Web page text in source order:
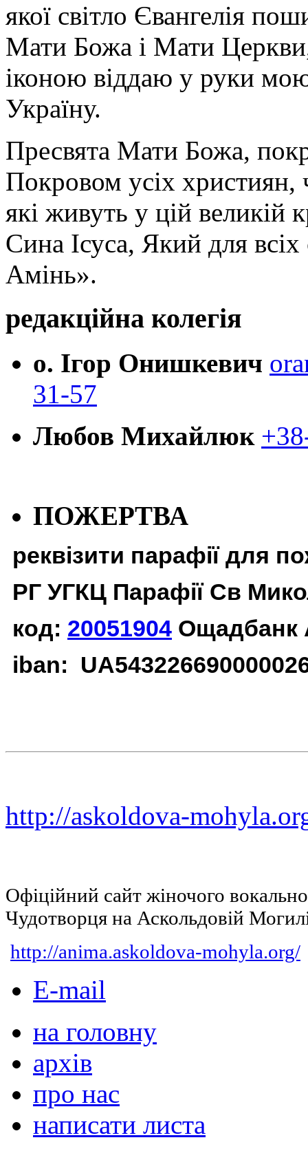
якої світло Євангелія
Мати Божа і Мати
іконою віддаю у руки
Україну.
Пресвята Мати Божа,
Покровом усіх християн,
які живуть у цій великій
Сина Ісуса, Який для
Амінь».
редакційна колегія
о. Ігор Онишкевич
31-57
Любов Михайлюк
ПОЖЕРТВА
реквізити парафії для
РГ УГКЦ Парафії Св
код: 20051904 Ощадбанк
iban:
http://askoldova-
Офіційний сайт жіночого
Чудотворця на Аскольдовій
http://anima.askoldova-mohyla.org/
E-mail
на головну
архів
про нас
написати листа